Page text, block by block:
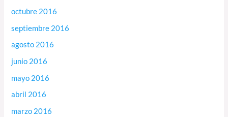
octubre 2016
septiembre 2016
agosto 2016
junio 2016
mayo 2016
abril 2016
marzo 2016